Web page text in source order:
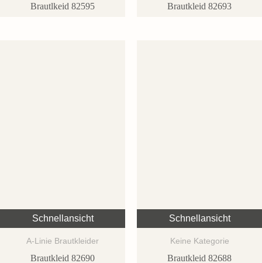
Brautlkeid 82595 Brautkleid 82693
Schnellansicht
A-Linie Brautkleider
Brautkleid 82690
Schnellansicht
Keine Kategorie
Brautkleid 82688